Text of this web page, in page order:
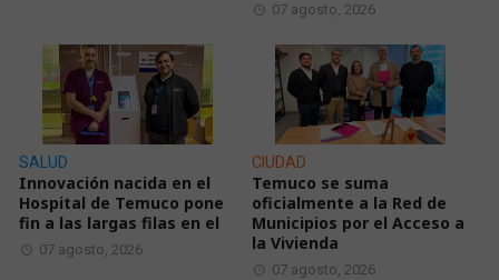
07 agosto, 2026
SALUD
Innovación nacida en el
Hospital de Temuco pone
fin a las largas filas en el
07 agosto, 2026
CIUDAD
Temuco se suma
oficialmente a la Red de
Municipios por el Acceso a
la Vivienda
07 agosto, 2026